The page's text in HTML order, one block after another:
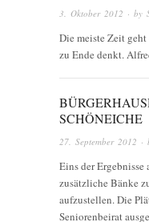
3. Oktober 2012 · by
Die meiste Zeit
zu Ende denkt.
SCHÖNEICHE
27. September 2012 ·
Eins der Ergebnisse
zusätzliche Bänke
aufzustellen. Die
Seniorenbeirat